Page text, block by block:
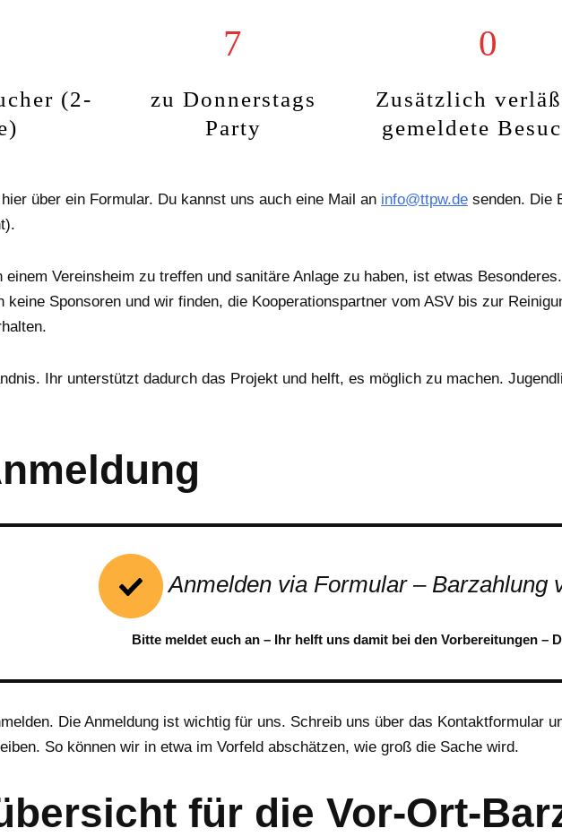
(2-
7
zu Donnerstags
Party
0
Zusätzlich
gemeldete
über ein Formular. Du kannst uns auch eine Mail an info@ttpw.de senden. Die
Vereinsheim zu treffen und sanitäre Anlage zu haben, ist etwas
keine Sponsoren und wir finden, die Kooperationspartner vom ASV bis zur
Ihr unterstützt dadurch das Projekt und helft, es möglich zu machen.
Anmelden via Formular – Barzahlung
Bitte meldet euch an – Ihr helft uns damit bei den Vorbereitungen –
Die Anmeldung ist wichtig für uns. Schreib uns über das Kontaktformular
So können wir in etwa im Vorfeld abschätzen, wie groß die Sache wird.
für die Vor-Ort-